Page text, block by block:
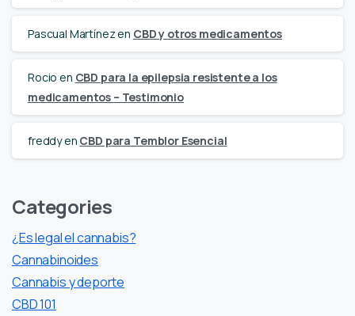
Pascual Martínezen CBD y otros medicamentos
Rocio en CBD para la epilepsia resistente a los
medicamentos – Testimonio
freddyen CBD para Temblor Esencial
Categories
¿Es legal el cannabis?
Cannabinoides
Cannabis y deporte
CBD 101